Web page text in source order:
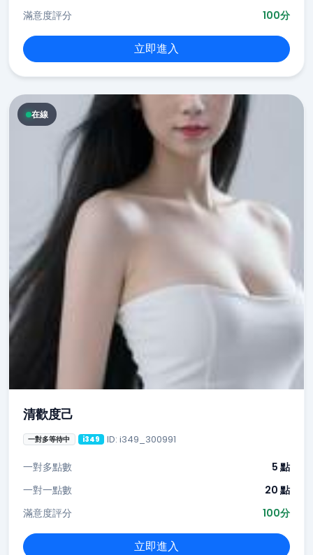
滿意度評分
100分
立即進入
在線
清歡度己
一對多等待中 i349 ID: i349_300991
一對多點數
5 點
一對一點數
20 點
滿意度評分
100分
立即進入